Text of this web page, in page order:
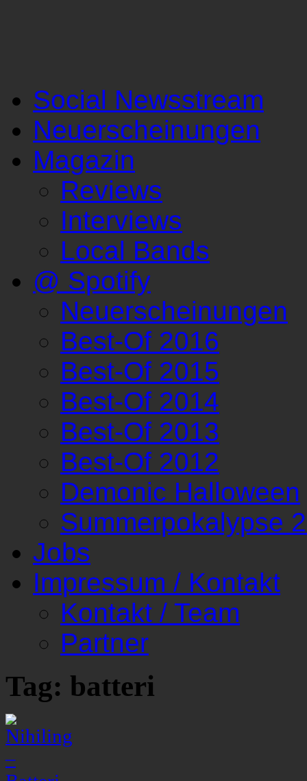
Social Newsstream
Neuerscheinungen
Magazin
Reviews
Interviews
Local Bands
@ Spotify
Neuerscheinungen
Best-Of 2016
Best-Of 2015
Best-Of 2014
Best-Of 2013
Best-Of 2012
Demonic Halloween
Summerpokalypse
Jobs
Impressum / Kontakt
Kontakt / Team
Partner
Tag: batteri